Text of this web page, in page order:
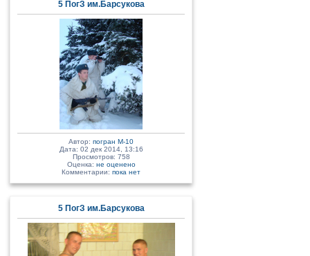
5 ПогЗ им.Барсукова
Автор: погран М-10
Дата: 02 дек 2014, 13:16
Просмотров: 758
Оценка: не оценено
Комментарии: пока нет
5 ПогЗ им.Барсукова